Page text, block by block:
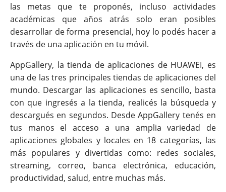
las metas que te proponés, incluso actividades
académicas que años atrás solo eran posibles
desarrollar de forma presencial, hoy lo podés hacer a
través de una aplicación en tu móvil.
AppGallery, la tienda de aplicaciones de HUAWEI, es
una de las tres principales tiendas de aplicaciones del
mundo. Descargar las aplicaciones es sencillo, basta
con que ingresés a la tienda, realicés la búsqueda y
descargués en segundos. Desde AppGallery tenés en
tus manos el acceso a una amplia variedad de
aplicaciones globales y locales en 18 categorías, las
más populares y divertidas como: redes sociales,
streaming, correo, banca electrónica, educación,
productividad, salud, entre muchas más.